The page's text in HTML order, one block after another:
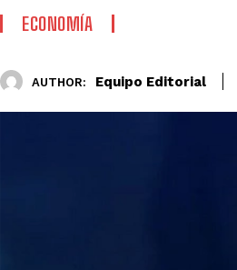
ECONOMÍA
AUTHOR: Equipo Editorial